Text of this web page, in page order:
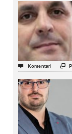
 Komentari 